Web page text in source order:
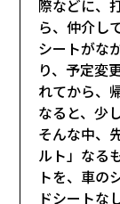
際などに、
ら、仲介し
シートがな
り、予定変
れてから、
なると、少
そんな中、
ルト」なる
トを、車の
ドシートな